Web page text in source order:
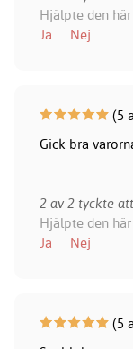
Hjälpte den
Ja
Nej
(5
Gick bra
2 av 2 tyckte
Hjälpte den
Ja
Nej
(5